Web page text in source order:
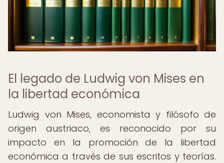
El legado de Ludwig von Mises en
la libertad económica
Ludwig von Mises, economista y filósofo de
origen austriaco, es reconocido por su
impacto en la promoción de la libertad
económica a través de sus escritos y teorías.